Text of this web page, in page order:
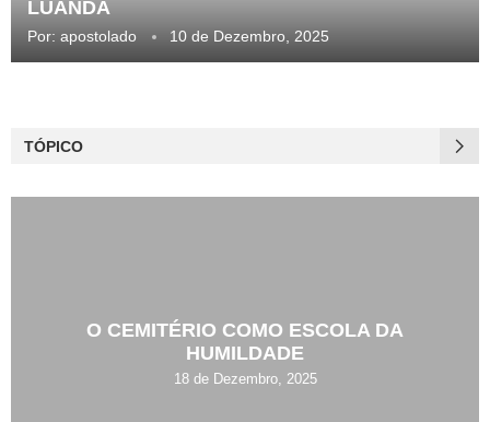
LUANDA
Por: apostolado 10 de Dezembro, 2025
TÓPICO
O CEMITÉRIO COMO ESCOLA DA
HUMILDADE
18 de Dezembro, 2025